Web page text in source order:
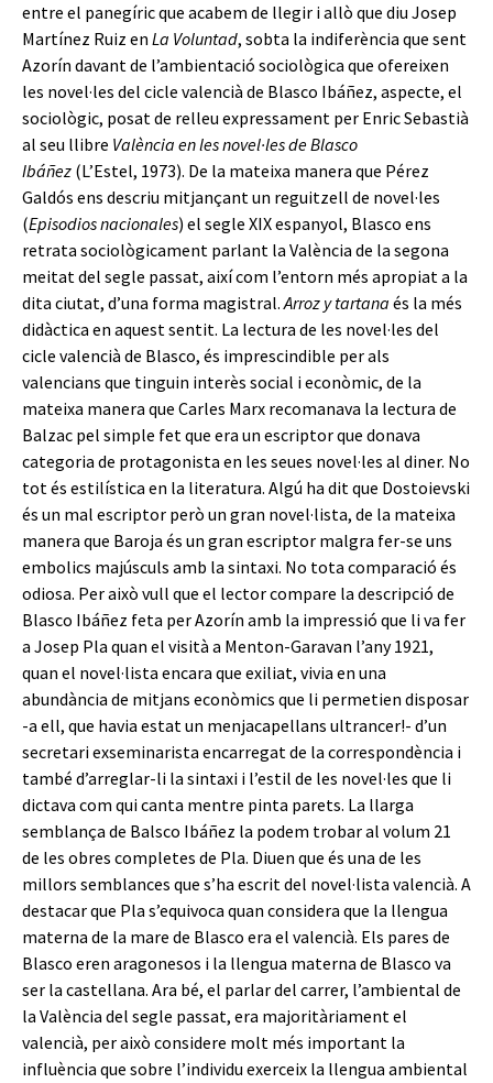
entre el panegíric que acabem de llegir i allò que diu Josep
Martínez Ruiz en La Voluntad, sobta la indiferència que sent
Azorín davant de l’ambientació sociològica que ofereixen
les novel·les del cicle valencià de Blasco Ibáñez, aspecte, el
sociològic, posat de relleu expressament per Enric Sebastià
al seu llibre València en les novel·les de Blasco
Ibáñez (L’Estel, 1973). De la mateixa manera que Pérez
Galdós ens descriu mitjançant un reguitzell de novel·les
(Episodios nacionales) el segle XIX espanyol, Blasco ens
retrata sociològicament parlant la València de la segona
meitat del segle passat, així com l’entorn més apropiat a la
dita ciutat, d’una forma magistral.Arroz y tartana és la més
didàctica en aquest sentit. La lectura de les novel·les del
cicle valencià de Blasco, és imprescindible per als
valencians que tinguin interès social i econòmic, de la
mateixa manera que Carles Marx recomanava la lectura de
Balzac pel simple fet que era un escriptor que donava
categoria de protagonista en les seues novel·les al diner. No
tot és estilística en la literatura. Algú ha dit que Dostoievski
és un mal escriptor però un gran novel·lista, de la mateixa
manera que Baroja és un gran escriptor malgra fer-se uns
embolics majúsculs amb la sintaxi. No tota comparació és
odiosa. Per això vull que el lector compare la descripció de
Blasco Ibáñez feta per Azorín amb la impressió que li va fer
a Josep Pla quan el visità a Menton-Garavan l’any 1921,
quan el novel·lista encara que exiliat, vivia en una
abundància de mitjans econòmics que li permetien disposar
-a ell, que havia estat un menjacapellans ultrancer!- d’un
secretari exseminarista encarregat de la correspondència i
també d’arreglar-li la sintaxi i l’estil de les novel·les que li
dictava com qui canta mentre pinta parets. La llarga
semblança de Balsco Ibáñez la podem trobar al volum 21
de les obres completes de Pla. Diuen que és una de les
millors semblances que s’ha escrit del novel·lista valencià. A
destacar que Pla s’equivoca quan considera que la llengua
materna de la mare de Blasco era el valencià. Els pares de
Blasco eren aragonesos i la llengua materna de Blasco va
ser la castellana. Ara bé, el parlar del carrer, l’ambiental de
la València del segle passat, era majoritàriament el
valencià, per això considere molt més important la
influència que sobre l’individu exerceix la llengua ambiental